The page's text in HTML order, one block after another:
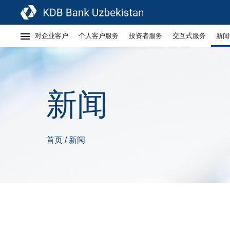
对企业客户 个人客户服务 投资者服务 交互式服务 新
新闻
首页 / 新闻